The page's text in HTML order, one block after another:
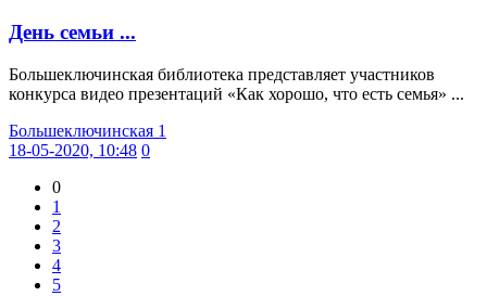
День семьи ...
Большеключинская библиотека представляет участников
конкурса видео презентаций «Как хорошо, что есть семья» ...
Большеключинская 1
18-05-2020, 10:48 0
0
1
2
3
4
5